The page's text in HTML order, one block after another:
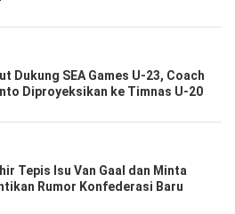
Dukung SEA Games U-23, Coach
Diproyeksikan ke Timnas U-20
Tepis Isu Van Gaal dan Minta
Rumor Konfederasi Baru